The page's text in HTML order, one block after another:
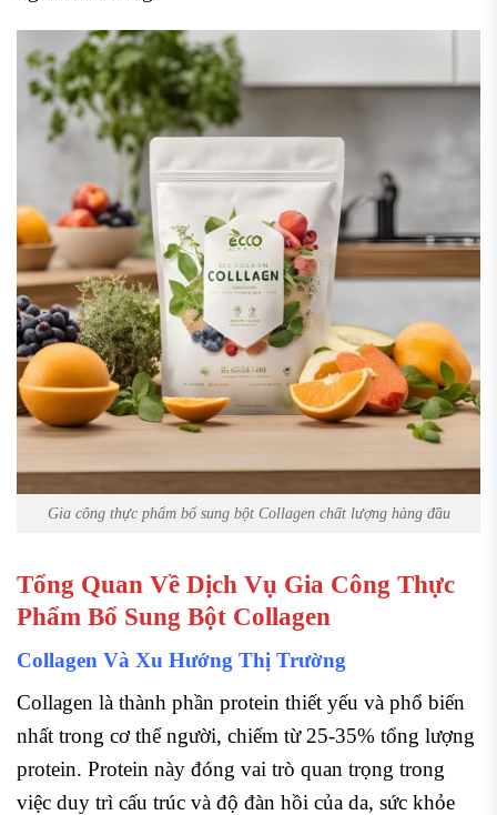
Gia công thực phẩm bổ sung bột Collagen chất lượng hàng đầu
Tổng Quan Về Dịch Vụ Gia Công Thực
Phẩm Bổ Sung Bột Collagen
Collagen Và Xu Hướng Thị Trường
Collagen là thành phần protein thiết yếu và phổ biến
nhất trong cơ thể người, chiếm từ 25-35% tổng lượng
protein. Protein này đóng vai trò quan trọng trong
việc duy trì cấu trúc và độ đàn hồi của da, sức khỏe